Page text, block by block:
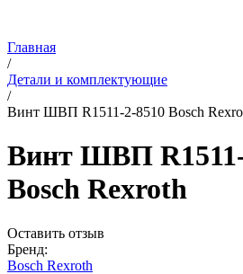
Главная
/
Детали и комплектующие
/
Винт ШВП R1511-2-8510 Bosch
Винт ШВП
Bosch Rexroth
Оставить отзыв
Бренд:
Bosch Rexroth